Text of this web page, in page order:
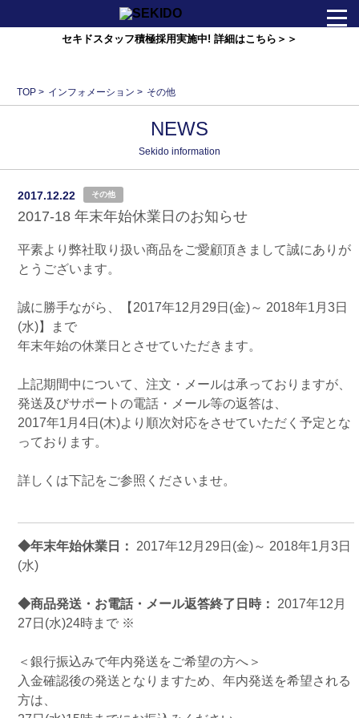
セキドスタッフ積極採用実施中! 詳細はこちら＞＞
TOP > インフォメーション > その他
NEWS
Sekido information
2017.12.22 その他
2017-18 年末年始休業日のお知らせ
平素より弊社取り扱い商品をご愛顧頂きまして誠にありが
とうございます。
誠に勝手ながら、【2017年12月29日(金)～ 2018年1月3日
(水)】まで
年末年始の休業日とさせていただきます。
上記期間中について、注文・メールは承っておりますが、
発送及びサポートの電話・メール等の返答は、
2017年1月4日(木)より順次対応をさせていただく予定とな
っております。
詳しくは下記をご参照くださいませ。
◆年末年始休業日：
2017年12月29日(金)～ 2018年1月3日
(水)
◆商品発送・お電話・メール返答終了日時：
2017年12月
27日(水)24時まで ※
＜銀行振込みで年内発送をご希望の方へ＞
入金確認後の発送となりますため、年内発送を希望される
方は、
会社情報
事業紹介
セキドオンラインストア
Foreign･TAXFREE